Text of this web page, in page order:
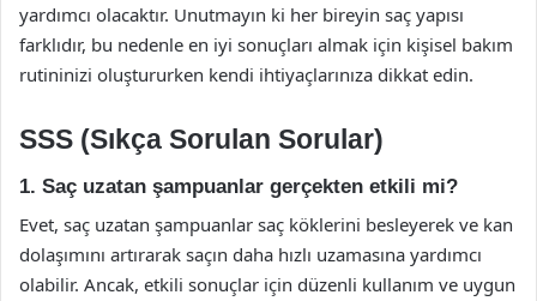
yardımcı olacaktır. Unutmayın ki her bireyin saç yapısı
farklıdır, bu nedenle en iyi sonuçları almak için kişisel bakım
rutininizi oluştururken kendi ihtiyaçlarınıza dikkat edin.
SSS (Sıkça Sorulan Sorular)
1. Saç uzatan şampuanlar gerçekten etkili mi?
Evet, saç uzatan şampuanlar saç köklerini besleyerek ve kan
dolaşımını artırarak saçın daha hızlı uzamasına yardımcı
olabilir. Ancak, etkili sonuçlar için düzenli kullanım ve uygun